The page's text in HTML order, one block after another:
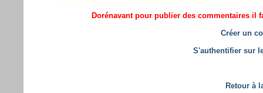
Dorénavant pour publier des commentaires il
Créer un
S'authentifier sur
Retour à